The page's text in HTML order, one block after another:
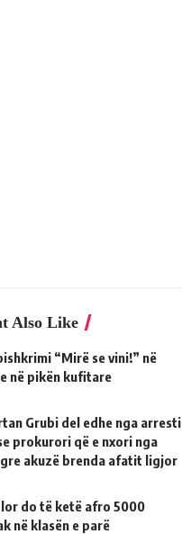
Also Like
“Mirë se vini!” në
në pikën kufitare
Grubi del edhe nga arresti
prokurori që e nxori nga
akuzë brenda afatit ligjor
do të ketë afro 5000
në klasën e parë